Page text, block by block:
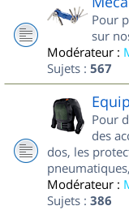
Pour
sur
Modérateur :
Sujets : 567
Pour
des
dos, les
Modérateur :
Sujets : 386